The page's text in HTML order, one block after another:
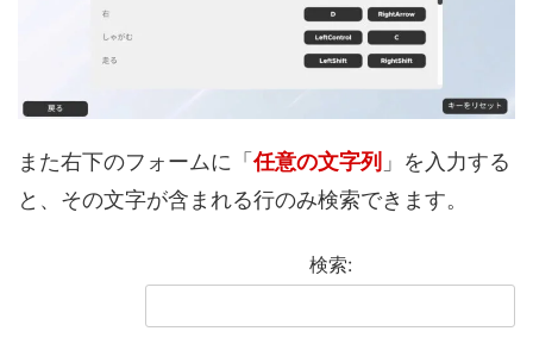
また右下のフォームに「任意の文字列 」を入力する
と、その文字が含まれる行のみ検索できます。
検索: